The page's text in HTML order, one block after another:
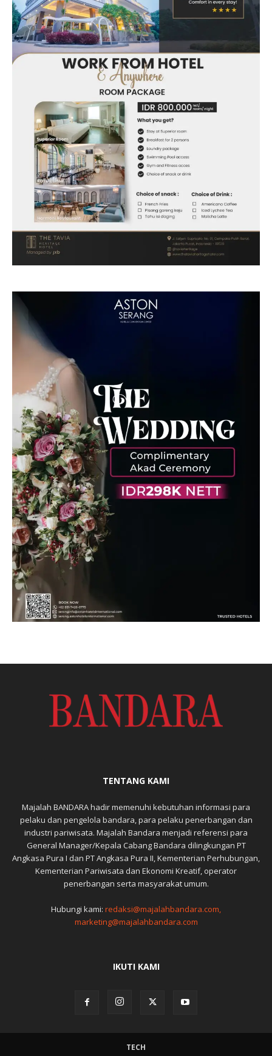
TENTANG KAMI
Majalah BANDARA hadir memenuhi kebutuhan informasi para
pelaku dan pengelola bandara, para pelaku penerbangan dan
industri pariwisata. Majalah Bandara menjadi referensi para
General Manager/Kepala Cabang Bandara dilingkungan PT
Angkasa Pura I dan PT Angkasa Pura II, Kementerian Perhubungan,
Kementerian Pariwisata dan Ekonomi Kreatif, operator
penerbangan serta masyarakat umum.
Hubungi kami: redaksi@majalahbandara.com,
marketing@majalahbandara.com
IKUTI KAMI
TECH